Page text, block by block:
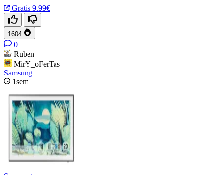
Gratis 9.99€
1604
0
Ruben
MirY_oFerTas
Samsung
1sem